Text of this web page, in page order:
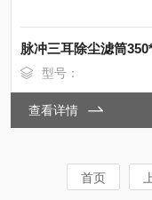
型号：
查看详情
首页